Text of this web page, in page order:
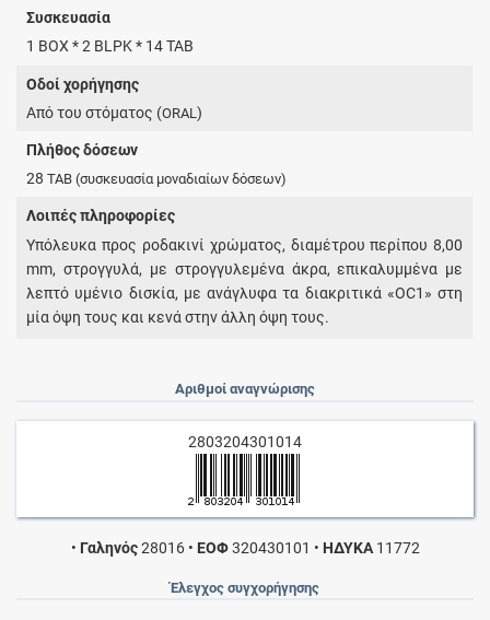
Συσκευασία
1 BOX * 2 BLPK * 14 TAB
Οδοί χορήγησης
Από του στόματος (ORAL )
Πλήθος δόσεων
28TAB (συσκευασία μοναδιαίων δόσεων)
Λοιπές πληροφορίες
Υπόλευκα προς ροδακινί χρώματος, διαμέτρου περίπου 8,00
mm, στρογγυλά, με στρογγυλεμένα άκρα, επικαλυμμένα με
λεπτό υμένιο δισκία, με ανάγλυφα τα διακριτικά «OC1» στη
μία όψη τους και κενά στην άλλη όψη τους.
Αριθμοί αναγνώρισης
2803204301014
• Γαληνός28016 • ΕΟΦ320430101 • ΗΔΥΚΑ11772
Έλεγχος συγχορήγησης